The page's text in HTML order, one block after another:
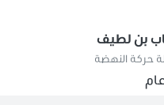
بن لطيف
حركة النهضة